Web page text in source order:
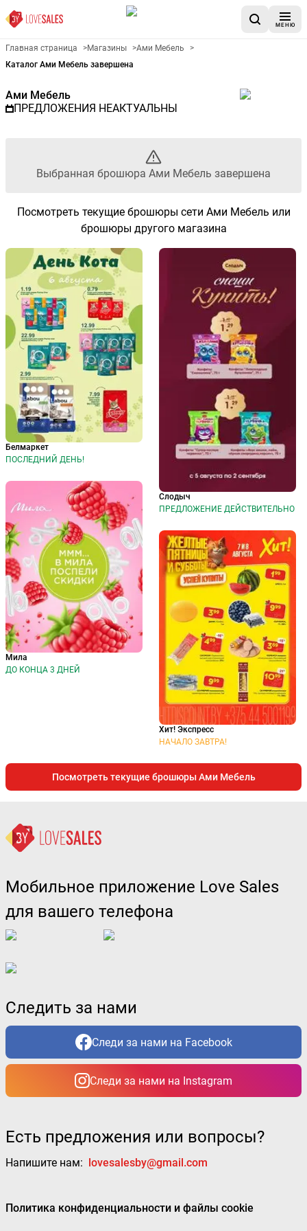
МЕНЮ
Рекламный листовой Ами
Главная страница >Магазины >Ами Мебель
>
Каталог Ами Мебель завершена
Ами Мебель
ПРЕДЛОЖЕНИЯ НЕАКТУАЛЬНЫ
Выбранная брошюра Ами Мебель завершена
Посмотреть текущие брошюры сети Ами Мебель или
брошюры другого магазина
Белмаркет
ПОСЛЕДНИЙ ДЕНЬ!
Мила
ДО КОНЦА 3 ДНЕЙ
Слодыч
ПРЕДЛОЖЕНИЕ ДЕЙСТВИТЕЛЬНО
Хит! Экспресс
НАЧАЛО ЗАВТРА!
Посмотреть текущие брошюры Ами Мебель
Мобильное приложение Love Sales
для вашего телефона
Следить за нами
Следи за нами на Facebook
Следи за нами на Instagram
Есть предложения или вопросы?
Напишите нам: lovesalesby@gmail.com
Политика конфиденциальности и файлы cookie